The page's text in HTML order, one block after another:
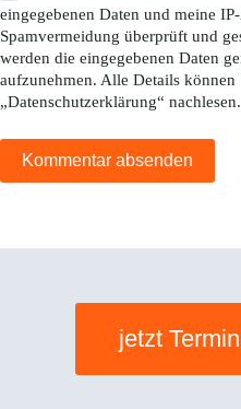
eingegebenen Daten und meine
Spamvermeidung überprüft und
werden die eingegebenen Daten
aufzunehmen. Alle Details können
„Datenschutzerklärung“ nachlesen.
Kommentar absenden
jetzt